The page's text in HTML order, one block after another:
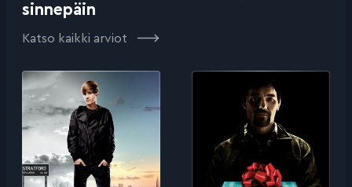
sinnepäin
Katso kaikki arviot